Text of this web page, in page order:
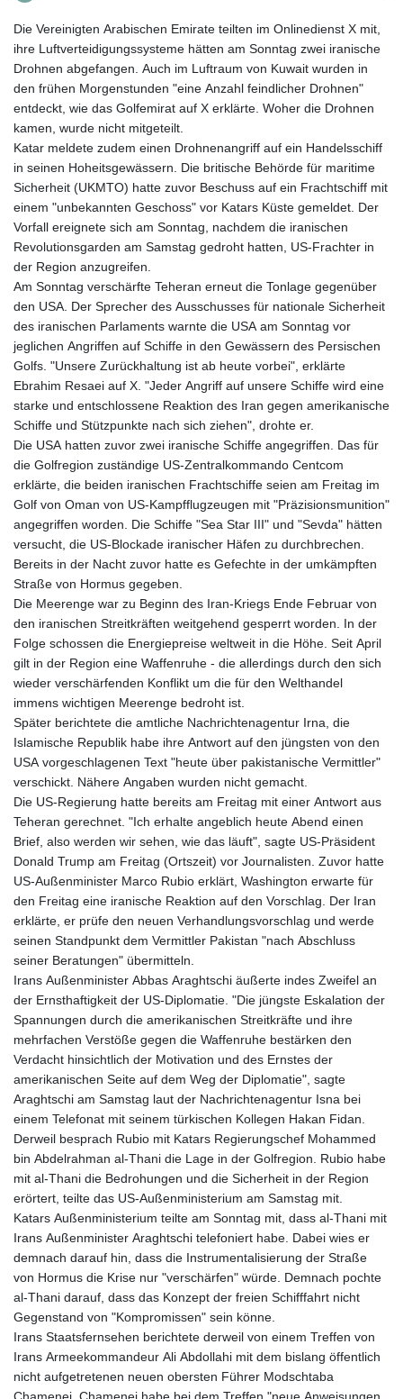
Die Vereinigten Arabischen Emirate teilten im Onlinedienst X mit,
ihre Luftverteidigungssysteme hätten am Sonntag zwei iranische
Drohnen abgefangen. Auch im Luftraum von Kuwait wurden in
den frühen Morgenstunden "eine Anzahl feindlicher Drohnen"
entdeckt, wie das Golfemirat auf X erklärte. Woher die Drohnen
kamen, wurde nicht mitgeteilt.
Katar meldete zudem einen Drohnenangriff auf ein Handelsschiff
in seinen Hoheitsgewässern. Die britische Behörde für maritime
Sicherheit (UKMTO) hatte zuvor Beschuss auf ein Frachtschiff mit
einem "unbekannten Geschoss" vor Katars Küste gemeldet. Der
Vorfall ereignete sich am Sonntag, nachdem die iranischen
Revolutionsgarden am Samstag gedroht hatten, US-Frachter in
der Region anzugreifen.
Am Sonntag verschärfte Teheran erneut die Tonlage gegenüber
den USA. Der Sprecher des Ausschusses für nationale Sicherheit
des iranischen Parlaments warnte die USA am Sonntag vor
jeglichen Angriffen auf Schiffe in den Gewässern des Persischen
Golfs. "Unsere Zurückhaltung ist ab heute vorbei", erklärte
Ebrahim Resaei auf X. "Jeder Angriff auf unsere Schiffe wird eine
starke und entschlossene Reaktion des Iran gegen amerikanische
Schiffe und Stützpunkte nach sich ziehen", drohte er.
Die USA hatten zuvor zwei iranische Schiffe angegriffen. Das für
die Golfregion zuständige US-Zentralkommando Centcom
erklärte, die beiden iranischen Frachtschiffe seien am Freitag im
Golf von Oman von US-Kampfflugzeugen mit "Präzisionsmunition"
angegriffen worden. Die Schiffe "Sea Star III" und "Sevda" hätten
versucht, die US-Blockade iranischer Häfen zu durchbrechen.
Bereits in der Nacht zuvor hatte es Gefechte in der umkämpften
Straße von Hormus gegeben.
Die Meerenge war zu Beginn des Iran-Kriegs Ende Februar von
den iranischen Streitkräften weitgehend gesperrt worden. In der
Folge schossen die Energiepreise weltweit in die Höhe. Seit April
gilt in der Region eine Waffenruhe - die allerdings durch den sich
wieder verschärfenden Konflikt um die für den Welthandel
immens wichtigen Meerenge bedroht ist.
Später berichtete die amtliche Nachrichtenagentur Irna, die
Islamische Republik habe ihre Antwort auf den jüngsten von den
USA vorgeschlagenen Text "heute über pakistanische Vermittler"
verschickt. Nähere Angaben wurden nicht gemacht.
Die US-Regierung hatte bereits am Freitag mit einer Antwort aus
Teheran gerechnet. "Ich erhalte angeblich heute Abend einen
Brief, also werden wir sehen, wie das läuft", sagte US-Präsident
Donald Trump am Freitag (Ortszeit) vor Journalisten. Zuvor hatte
US-Außenminister Marco Rubio erklärt, Washington erwarte für
den Freitag eine iranische Reaktion auf den Vorschlag. Der Iran
erklärte, er prüfe den neuen Verhandlungsvorschlag und werde
seinen Standpunkt dem Vermittler Pakistan "nach Abschluss
seiner Beratungen" übermitteln.
Irans Außenminister Abbas Araghtschi äußerte indes Zweifel an
der Ernsthaftigkeit der US-Diplomatie. "Die jüngste Eskalation der
Spannungen durch die amerikanischen Streitkräfte und ihre
mehrfachen Verstöße gegen die Waffenruhe bestärken den
Verdacht hinsichtlich der Motivation und des Ernstes der
amerikanischen Seite auf dem Weg der Diplomatie", sagte
Araghtschi am Samstag laut der Nachrichtenagentur Isna bei
einem Telefonat mit seinem türkischen Kollegen Hakan Fidan.
Derweil besprach Rubio mit Katars Regierungschef Mohammed
bin Abdelrahman al-Thani die Lage in der Golfregion. Rubio habe
mit al-Thani die Bedrohungen und die Sicherheit in der Region
erörtert, teilte das US-Außenministerium am Samstag mit.
Katars Außenministerium teilte am Sonntag mit, dass al-Thani mit
Irans Außenminister Araghtschi telefoniert habe. Dabei wies er
demnach darauf hin, dass die Instrumentalisierung der Straße
von Hormus die Krise nur "verschärfen" würde. Demnach pochte
al-Thani darauf, dass das Konzept der freien Schifffahrt nicht
Gegenstand von "Kompromissen" sein könne.
Irans Staatsfernsehen berichtete derweil von einem Treffen von
Irans Armeekommandeur Ali Abdollahi mit dem bislang öffentlich
nicht aufgetretenen neuen obersten Führer Modschtaba